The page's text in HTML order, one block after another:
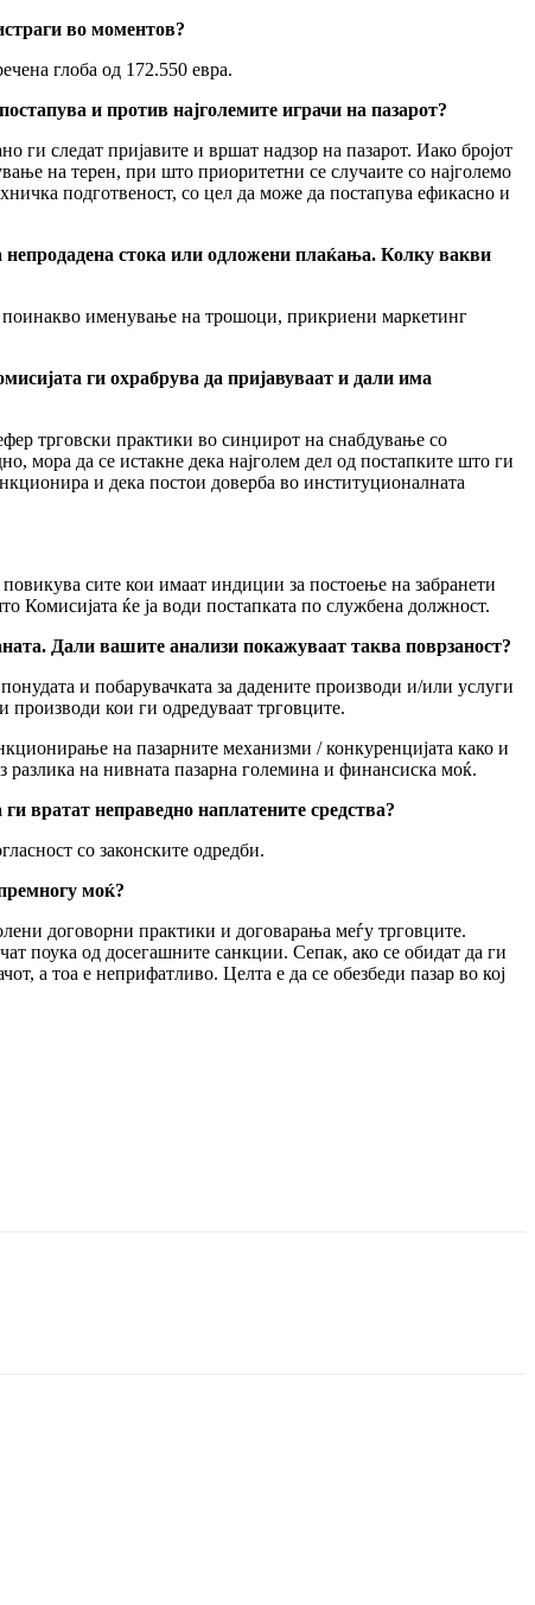
во моментов?
глоба од 172.550 евра.
и против најголемите играчи на пазарот?
ги следат пријавите и вршат надзор на пазарот. Иако бројот
на терен, при што приоритетни се случаите со најголемо
подготвеност, со цел да може да постапува ефикасно и
непродадена стока или одложени плаќања. Колку вакви
поинакво именување на трошоци, прикриени маркетинг
ги охрабрува да пријавуваат и дали има
трговски практики во синџирот на снабдување со
мора да се истакне дека најголем дел од постапките што ги
и дека постои доверба во институционалната
сите кои имаат индиции за постоење на забранети
Комисијата ќе ја води постапката по службена должност.
Дали вашите анализи покажуваат таква поврзаност?
и побарувачката за дадените производи и/или услуги
производи кои ги одредуваат трговците.
на пазарните механизми / конкуренцијата како и
на нивната пазарна големина и финансиска моќ.
вратат неправедно наплатените средства?
со законските одредби.
моќ?
договорни практики и договарања меѓу трговците.
поука од досегашните санкции. Сепак, ако се обидат да ги
а тоа е неприфатливо. Целта е да се обезбеди пазар во кој